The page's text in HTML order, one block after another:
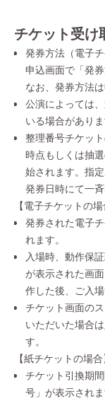
チケット受け
発券方法（電子
申込画面で「発
なお、発券方法
公演によっては
いる場合がありま
整理番号チケッ
時点もしくは抽
始されます。指
発券日時にて一
【電子チケットの場
発券された電子
れます。
入場時、動作保
が表示された画
作した後、ご入場
チケット画面の
いただいた場合
す。
【紙チケットの場合
チケット引換期
号」が表示され